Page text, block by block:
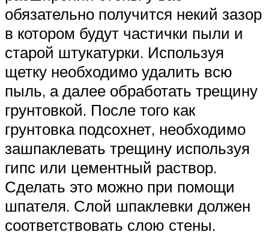
обязательно получится некий зазор
в котором будут частички пыли и
старой штукатурки. Используя
щетку необходимо удалить всю
пыль, а далее обработать трещину
грунтовкой. После того как
грунтовка подсохнет, необходимо
зашпаклевать трещину используя
гипс или цементный раствор.
Сделать это можно при помощи
шпателя. Слой шпаклевки должен
соответствовать слою стены.